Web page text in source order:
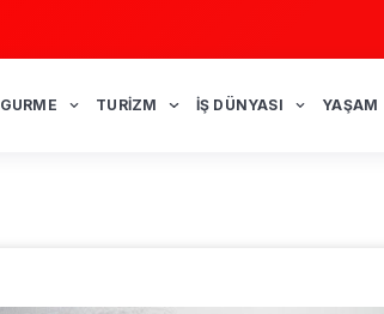
GURME TURIZM İŞ DÜNYASI YAŞAM